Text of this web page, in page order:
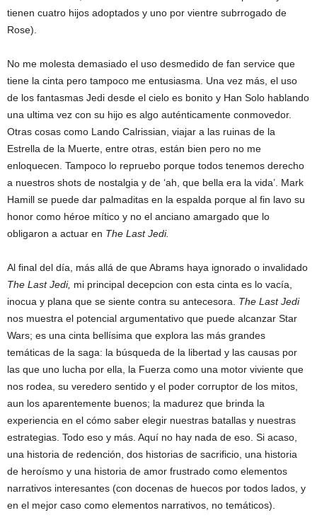
tienen cuatro hijos adoptados y uno por vientre subrrogado de
Rose).
No me molesta demasiado el uso desmedido de fan service que
tiene la cinta pero tampoco me entusiasma. Una vez más, el uso
de los fantasmas Jedi desde el cielo es bonito y Han Solo hablando
una ultima vez con su hijo es algo auténticamente conmovedor.
Otras cosas como Lando Calrissian, viajar a las ruinas de la
Estrella de la Muerte, entre otras, están bien pero no me
enloquecen. Tampoco lo repruebo porque todos tenemos derecho
a nuestros shots de nostalgia y de ‘ah, que bella era la vida’. Mark
Hamill se puede dar palmaditas en la espalda porque al fin lavo su
honor como héroe mítico y no el anciano amargado que lo
obligaron a actuar en The Last Jedi.
Al final del día, más allá de que Abrams haya ignorado o invalidado
The Last Jedi, mi principal decepcion con esta cinta es lo vacía,
inocua y plana que se siente contra su antecesora. The Last Jedi
nos muestra el potencial argumentativo que puede alcanzar Star
Wars; es una cinta bellísima que explora las más grandes
temáticas de la saga: la búsqueda de la libertad y las causas por
las que uno lucha por ella, la Fuerza como una motor viviente que
nos rodea, su veredero sentido y el poder corruptor de los mitos,
aun los aparentemente buenos; la madurez que brinda la
experiencia en el cómo saber elegir nuestras batallas y nuestras
estrategias. Todo eso y más. Aquí no hay nada de eso. Si acaso,
una historia de redención, dos historias de sacrificio, una historia
de heroísmo y una historia de amor frustrado como elementos
narrativos interesantes (con docenas de huecos por todos lados, y
en el mejor caso como elementos narrativos, no temáticos).